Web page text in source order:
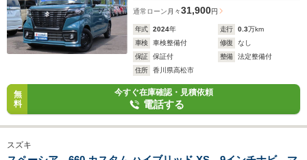
通常ローン 月々31,900円
年式 2024年 走行 0.3万km
車検
車検整備付 修復
なし
保証
保証付 整備
法定整備付
住所
香川県高松市
無
料
今すぐ在庫確認・見積依頼
電話する
スズキ